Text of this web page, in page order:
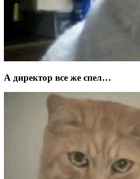
А директор все же спел…